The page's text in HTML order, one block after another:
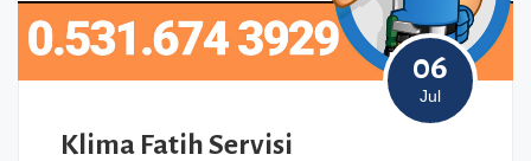
06
Jul
Klima Fatih Servisi